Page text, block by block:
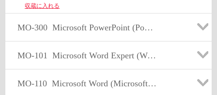
収蔵に入れる
MO-300 Microsoft PowerPoint (PowerPoint and PowerPoint 2019)
MO-101 Microsoft Word Expert (Word and Word 2019)
MO-110 Microsoft Word (Microsoft 365 Apps)